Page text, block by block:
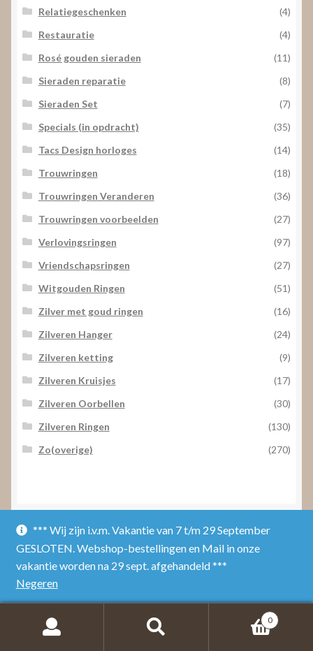
*** Wij zijn i.v.m. Vakantie van 7 t/m 29 September
GESLOTEN. Webshop-bestellingen en Mail in onze
vakantie worden na 29 sept. afgehandeld ***
Negeren
Relatiegeschenken
(4)
Restauratie
(4)
Rosé gouden sieraden
(11)
Sieraden reparatie
(8)
Sieraden Set
(7)
Specials (in opdracht)
(35)
Tacs Design horloges
(14)
Trouwringen
(18)
Trouwringen Veranderen
(36)
Trouwringen voorbeelden
(27)
Verlovingsringen
(97)
Vriendschapsringen
(27)
Witgouden Ringen
(51)
Zilver met goud ringen
(16)
Zilveren Hanger
(24)
Zilveren ketting
(9)
Zilveren Kruisjes
(17)
Zilveren Oorbellen
(30)
Zilveren Ringen
(130)
Zo(overige)
(270)
Contact
Ketsegangske 9
0